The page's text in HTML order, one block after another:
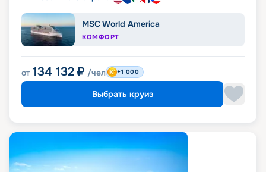
MSC World America
КОМФОРТ
от 134 132 ₽ /чел +1 000
Выбрать круиз